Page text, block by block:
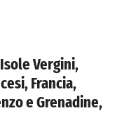
Vergini,
Francia,
e Grenadine,